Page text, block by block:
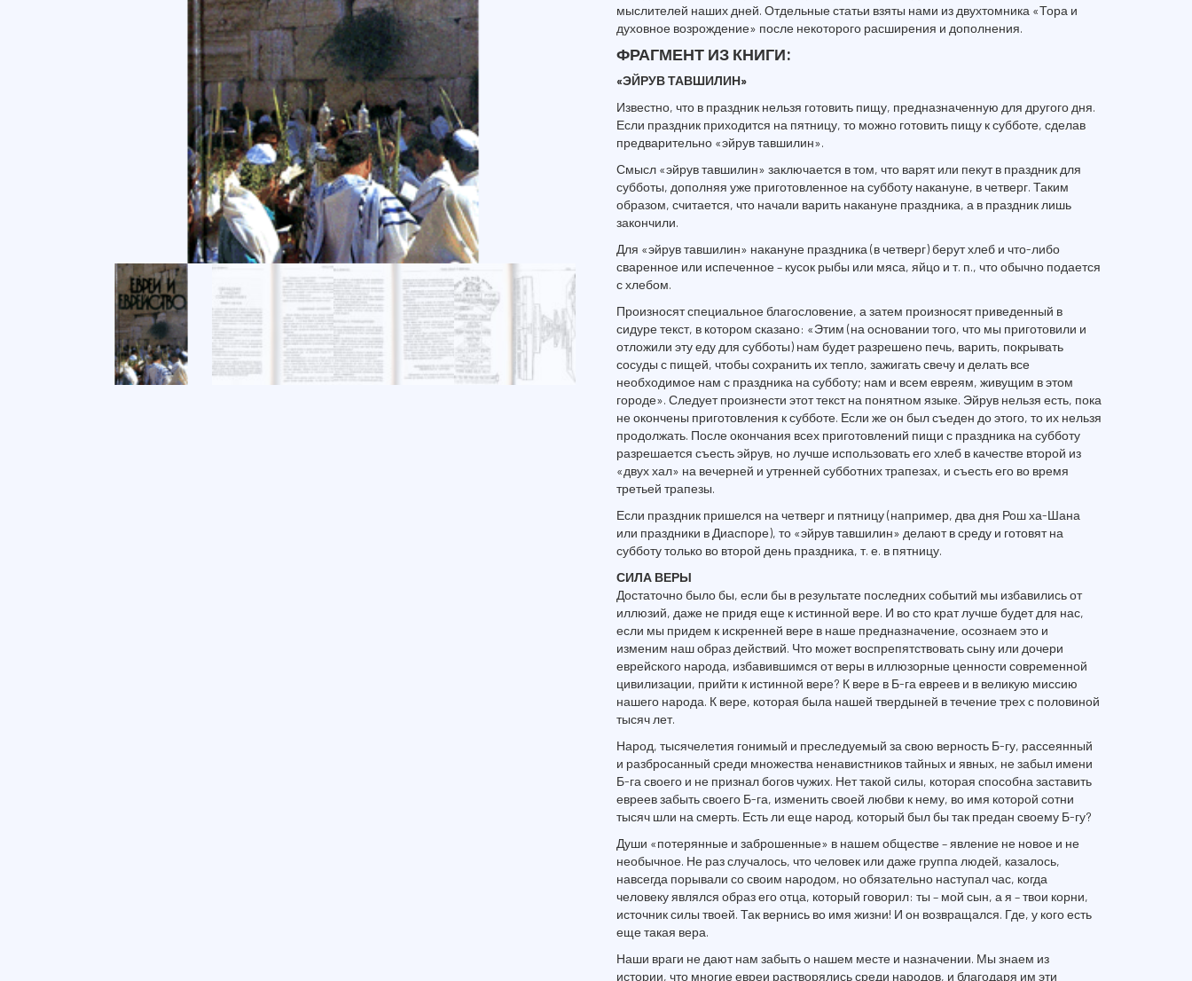
мыслителей наших дней. Отдельные статьи взяты нами из двухтомника «Тора и
духовное возрождение» после некоторого расширения и дополнения.
ФРАГМЕНТ ИЗ КНИГИ:
«ЭЙРУВ ТАВШИЛИН»
Известно, что в праздник нельзя готовить пищу, предназначенную для другого дня.
Если праздник приходится на пятницу, то можно готовить пищу к субботе, сделав
предварительно «эйрув тавшилин».
Смысл «эйрув тавшилин» заключается в том, что варят или пекут в праздник для
субботы, дополняя уже приготовленное на субботу накануне, в четверг. Таким
образом, считается, что начали варить накануне праздника, а в праздник лишь
закончили.
Для «эйрув тавшилин» накануне праздника (в четверг) берут хлеб и что-либо
сваренное или испеченное – кусок рыбы или мяса, яйцо и т. п., что обычно подается
с хлебом.
Произносят специальное благословение, а затем произносят приведенный в
сидуре текст, в котором сказано: «Этим (на основании того, что мы приготовили и
отложили эту еду для субботы) нам будет разрешено печь, варить, покрывать
сосуды с пищей, чтобы сохранить их тепло, зажигать свечу и делать все
необходимое нам с праздника на субботу; нам и всем евреям, живущим в этом
городе». Следует произнести этот текст на понятном языке. Эйрув нельзя есть, пока
не окончены приготовления к субботе. Если же он был съеден до этого, то их нельзя
продолжать. После окончания всех приготовлений пищи с праздника на субботу
разрешается съесть эйрув, но лучше использовать его хлеб в качестве второй из
«двух хал» на вечерней и утренней субботних трапезах, и съесть его во время
третьей трапезы.
Если праздник пришелся на четверг и пятницу (например, два дня Рош ха-Шана
или праздники в Диаспоре), то «эйрув тавшилин» делают в среду и готовят на
субботу только во второй день праздника, т. е. в пятницу.
СИЛА ВЕРЫ
Достаточно было бы, если бы в результате последних событий мы избавились от
иллюзий, даже не придя еще к истинной вере. И во сто крат лучше будет для нас,
если мы придем к искренней вере в наше предназначение, осознаем это и
изменим наш образ действий. Что может воспрепятствовать сыну или дочери
еврейского народа, избавившимся от веры в иллюзорные ценности современной
цивилизации, прийти к истинной вере? К вере в Б-га евреев и в великую миссию
нашего народа. К вере, которая была нашей твердыней в течение трех с половиной
тысяч лет.
Народ, тысячелетия гонимый и преследуемый за свою верность Б-гу, рассеянный
и разбросанный среди множества ненавистников тайных и явных, не забыл имени
Б-га своего и не признал богов чужих. Нет такой силы, которая способна заставить
евреев забыть своего Б-га, изменить своей любви к нему, во имя которой сотни
тысяч шли на смерть. Есть ли еще народ, который был бы так предан своему Б-гу?
Души «потерянные и заброшенные» в нашем обществе – явление не новое и не
необычное. Не раз случалось, что человек или даже группа людей, казалось,
навсегда порывали со своим народом, но обязательно наступал час, когда
человеку являлся образ его отца, который говорил: ты – мой сын, а я – твои корни,
источник силы твоей. Так вернись во имя жизни! И он возвращался. Где, у кого есть
еще такая вера.
Наши враги не дают нам забыть о нашем месте и назначении. Мы знаем из
истории, что многие евреи растворялись среди народов, и благодаря им эти